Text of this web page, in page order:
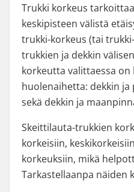
Trukki korkeus
keskipisteen välistä
trukki-korkeus (tai
trukkien ja dekkin
korkeutta valittaessa on
huolenaihetta: dekkin ja
sekä dekkin ja
Skeittilauta-trukkien
korkeisiin,
korkeuksiin, mikä
Tarkastellaanpa näiden